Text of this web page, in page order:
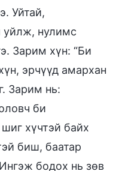
Уйтай,
уйлж, нулимс
Зарим хүн: “Би
эрчүүд амархан
Зарим нь:
би
хүчтэй байх
биш, баатар
бодох нь зөв